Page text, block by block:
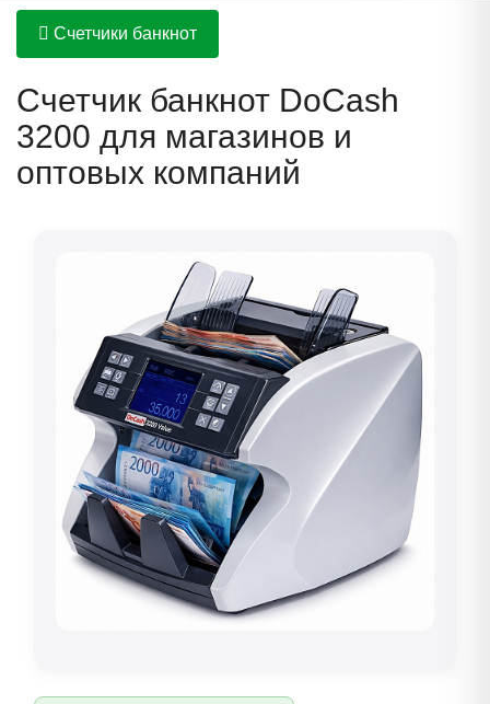
Счетчики банкнот
Счетчик банкнот DoCash
3200 для магазинов и
оптовых компаний